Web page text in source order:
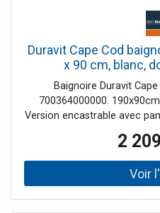
Duravit Cape Cod
x 90 cm, blanc,
Baignoire Duravit
700364000000.
Version encastrable avec
plein nécessaires
2